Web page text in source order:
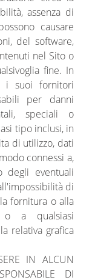
assenza di
causare
del software,
nel Sito o
fine. In
i suoi fornitori
per danni
speciali o
tipo inclusi, in
di utilizzo, dati
connessi a,
degli eventuali
di
fornitura o alla
o a qualsiasi
relativa grafica
IN ALCUN
DI